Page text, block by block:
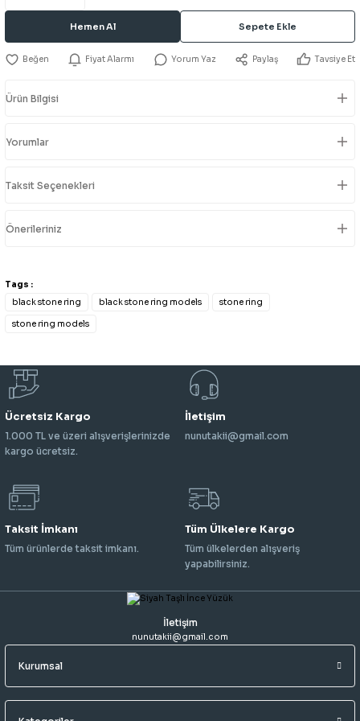
Hemen Al Sepete Ekle
Fiyat Alarmı Yorum Yaz Paylaş Tavsiye Et
Ürün Bilgisi
Yorumlar
Taksit Seçenekleri
Önerileriniz
Tags :
black stone ring
black stone ring models stone ring
stone ring models
Ücretsiz Kargo
1.000 TL ve üzeri alışverişlerinizde
kargo ücretsiz.
İletişim
nunutakii@gmail.com
Taksit İmkanı
Tüm ürünlerde taksit imkanı.
Tüm Ülkelere Kargo
Tüm ülkelerden alışveriş
yapabilirsiniz.
İletişim
nunutakii@gmail.com
Kurumsal